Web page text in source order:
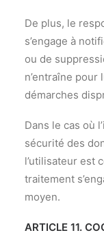
De plus, le
s’engage à
ou de
n’entraîne
démarches
Dans le cas où
sécurité des
l’utilisateur est
traitement
moyen.
ARTICLE 11.